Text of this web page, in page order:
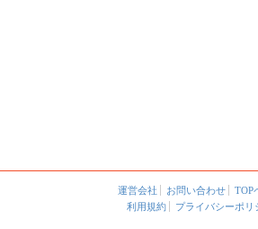
運営会社 お問い合わせ
TOP
利用規約
プライバシーポリ